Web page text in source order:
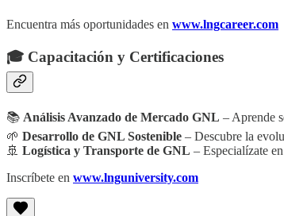
Encuentra más oportunidades en www.lngcareer.com
🎓 Capacitación y Certificaciones
📚 Análisis Avanzado de Mercado GNL – Aprende
🌱 Desarrollo de GNL Sostenible – Descubre la
🚢 Logística y Transporte de GNL – Especialízate
Inscríbete en www.lnguniversity.com